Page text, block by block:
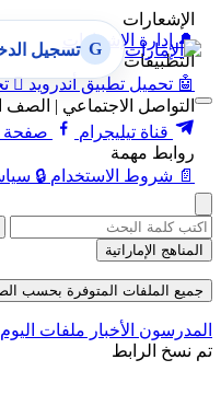
الإشعارات
🔔 إدارة الإشعارات
التطبيقات
🤖 تحميل تطبيق أندرويد 
التواصل الاجتماعي |
قناة تيليجرام
صفحة
روابط مهمة
📄 شروط الاستخدام 🔒
G تسجيل
المناهج الإماراتية
جميع الملفات المتوفرة بحسب الصف
المدرسون الأخبار ملفات اليوم
تم نسخ الرابط